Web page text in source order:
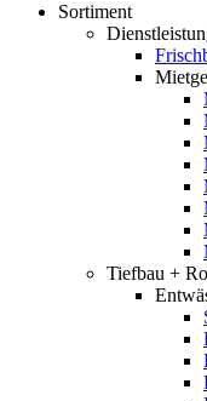
Sortiment
Tiefbau +